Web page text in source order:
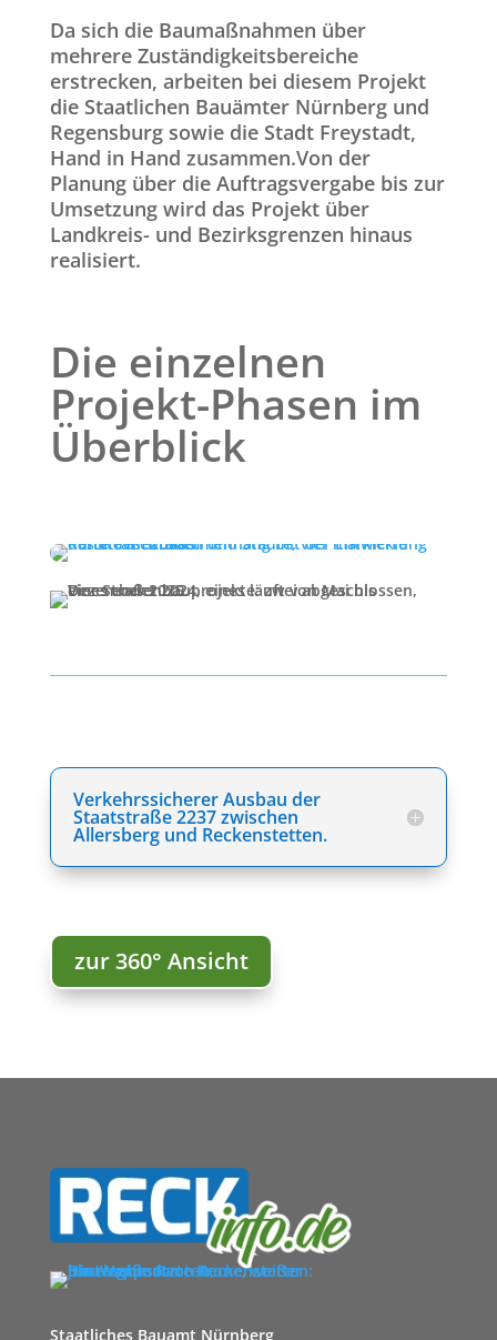
Da sich die Baumaßnahmen über
mehrere Zuständigkeitsbereiche
erstrecken, arbeiten bei diesem Projekt
die Staatlichen Bauämter Nürnberg und
Regensburg sowie die Stadt Freystadt,
Hand in Hand zusammen.Von der
Planung über die Auftragsvergabe bis zur
Umsetzung wird das Projekt über
Landkreis- und Bezirksgrenzen hinaus
realisiert.
Die einzelnen
Projekt-Phasen im
Überblick
Verkehrssicherer Ausbau der
Staatstraße 2237 zwischen
Allersberg und Reckenstetten.
zur 360° Ansicht
Staatliches Bauamt Nürnberg